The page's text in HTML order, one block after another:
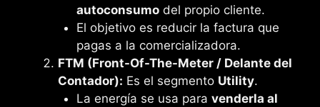
autoconsumodel propio cliente.
El objetivo es reducir la factura que
pagas a la comercializadora.
FTM (Front-Of-The-Meter / Delante del
Contador): Es el segmento Utility.
La energía se usa para venderla al